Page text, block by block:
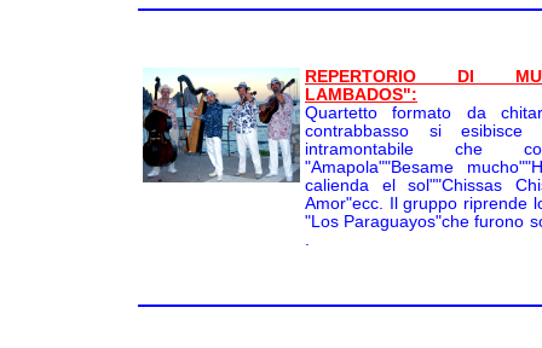
REPERTORIO DI
LAMBADOS":
Quartetto formato da
contrabbasso si
intramontabile che
"Amapola""Besame
calienda el sol""Chissas
Amor"ecc. Il gruppo riprende
"Los Paraguayos"che furono